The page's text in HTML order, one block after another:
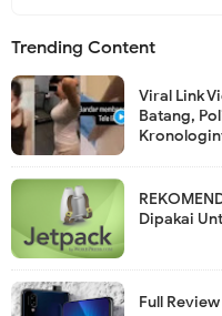
Trending Content
Viral Link
Batang,
Dipakai
Full